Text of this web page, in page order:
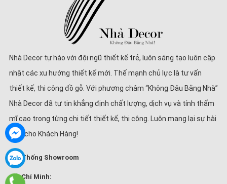
Nhà Decor tự hào với đội ngũ thiết kế trẻ, luôn sáng tạo luôn cập
nhật các xu hướng thiết kế mới. Thế mạnh chủ lực là tư vấn
thiết kế, thi công đồ gỗ. Với phương châm “Không Đâu Bằng Nhà”
Nhà Decor đã tự tin khẳng định chất lượng, dịch vụ và tính thẩm
mĩ cao trong từng chi tiết thiết kế, thi công. Luôn mang lại sự hài
lòng cho Khách Hàng!
Hệ Thống Showroom
Hồ Chí Minh: